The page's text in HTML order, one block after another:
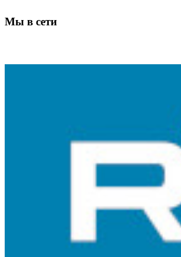
Мы в сети